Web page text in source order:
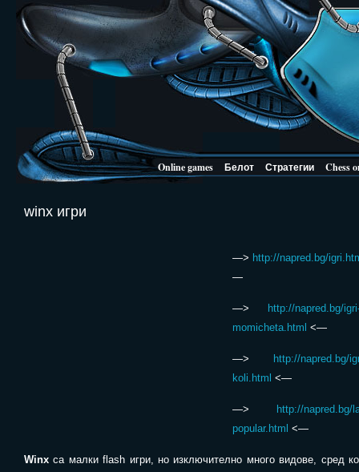
Online games Белот Стратегии Chess
winx игри
—> http://napred.bg/
—
—>
http://napred.bg/
momicheta.html <—
—>
http://napred.bg/
koli.html <—
—>
http://napred.bg/
popular.html <—
Winx са малки flash игри, но изключително много видове, сред